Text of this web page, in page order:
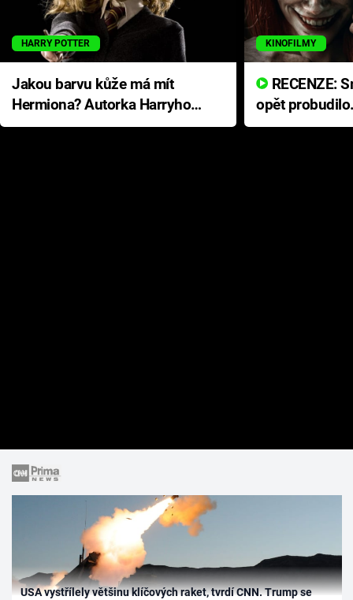
HARRY POTTER
Jakou barvu kůže má mít
Hermiona? Autorka Harryho
Pottera přišla s ráznou
KINOFILMY
opět
přichází s
USA vystřílely většinu klíčových raket, tvrdí CNN. Trump se